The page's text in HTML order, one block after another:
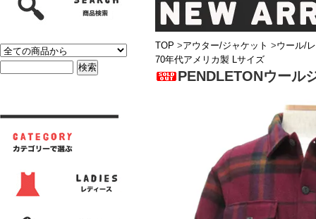
TOP >アウター/ジャケット >ウール/
70年代アメリカ製 Lサイズ
PENDLETONウール